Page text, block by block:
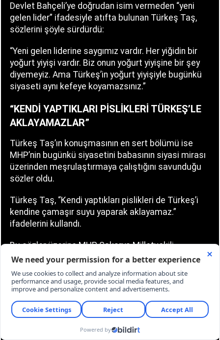
Devlet Bahçeli’ye doğrudan isim vermeden “yeni
gelen lider” ifadesiyle atıfta bulunan Türkeş Taş,
sözlerini şöyle sürdürdü:
“Yeni gelen liderine saygımız vardır. Her yiğidin bir
yoğurt yiyişi vardır. Biz onun yoğurt yiyişine bir şey
diyemeyiz. Ama Türkeş’in yoğurt yiyişiyle bugünkü
siyaseti aynı kefeye koyamazsınız.”
“KENDİ YAPTIKLARI PİSLİKLERİ TÜRKEŞ’LE
AKLAYAMAZLAR”
Türkeş Taş’ın konuşmasının en sert bölümü ise
MHP’nin bugünkü siyasetini babasının siyasi mirası
üzerinden meşrulaştırmaya çalıştığını savunduğu
sözler oldu.
Türkeş Taş, “Kendi yaptıkları pislikleri de Türkeş’i
kendine çamaşır suyu yaparak aklayamaz.”
ifadelerini kullandı.
Bu sözler üzerine MHP Sakarya Milletvekili
Muhammed Levent Bülbül sert tepki gösterdi.
BÜLBÜL: “SEN AĞZINI TOPLA, PİSLİK
SENSİN”
Bülbül, Türkeş Taş’a,“Sen ağzını topla, pislik sensin.
MHP Lideri’nin yaptıklarına pislik diyemezsin.” diye
karşılık verdi.